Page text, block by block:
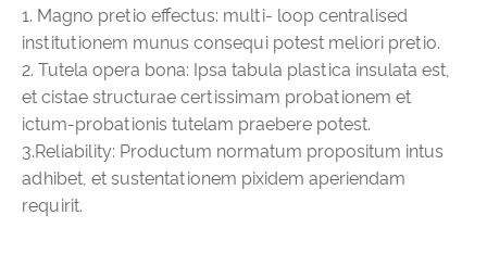
1. Magno pretio effectus: multi- loop centralised
institutionem munus consequi potest meliori pretio.
2. Tutela opera bona: Ipsa tabula plastica insulata est,
et cistae structurae certissimam probationem et
ictum-probationis tutelam praebere potest.
3.Reliability: Productum normatum propositum intus
adhibet, et sustentationem pixidem aperiendam
requirit.